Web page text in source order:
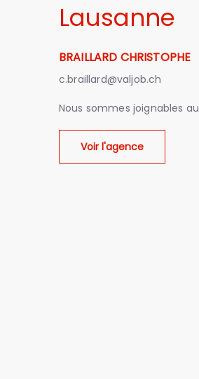
Lausanne
BRAILLARD CHRISTOPHE
c.braillard@valjob.ch
Nous sommes joignables au
Voir l'agence